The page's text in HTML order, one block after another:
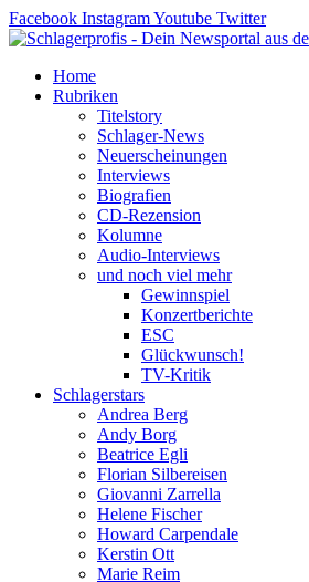
Zum
Inhalt
Facebook InstagramYoutube Twitter
Home
Rubriken
Titelstory
Schlager-News
Neuerscheinungen
Interviews
Biografien
CD-Rezension
Kolumne
Audio-Interviews
und noch viel mehr
Gewinnspiel
Konzertberichte
ESC
Glückwunsch!
TV-Kritik
Schlagerstars
Andrea Berg
Andy Borg
Beatrice Egli
Florian Silbereisen
Giovanni Zarrella
Helene Fischer
Howard Carpendale
Kerstin Ott
Marie Reim